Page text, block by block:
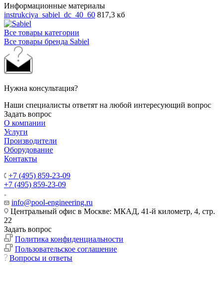
Информационные материалы
instrukciya_sabiel_dc_40_60 817,3 кб
Все товары категории
Все товары бренда Sabiel
Нужна консультация?
Наши специалисты ответят на любой интересующий вопрос
Задать вопрос
О компании
Услуги
Производители
Оборудование
Контакты
+7 (495) 859-23-09
+7 (495) 859-23-09
info@pool-engineering.ru
Центральный офис в Москве: МКАД, 41-й километр, 4, стр.
22
Задать вопрос
Политика конфиденциальности
Пользовательское соглашение
Вопросы и ответы